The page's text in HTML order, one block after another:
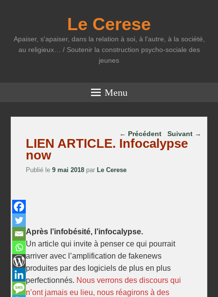
Le Cerese
Apaiser, s'apaiser, dans la relation à soi, à l'autre, à la société,
au religieux… / Soutenir la construction psycho-sociale des
jeunes
Menu
Parcourir les articles
← Précédent Suivant →
LIEN ARTICLE. Infocalypse
now
Publié le9 mai 2018 parLe Cerese
Après l’infobésité, l’infocalypse.
Un article qui invite à penser ce qui pourrait
arriver avec l’amplification de fakenews
produites par des logiciels de plus en plus
perfectionnés. Nous verrons des discours qui
n’ont jamais eu lieu, nous réagirons à des